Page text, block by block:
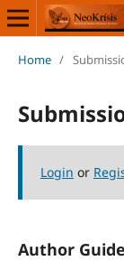
Home /
Login or
Author